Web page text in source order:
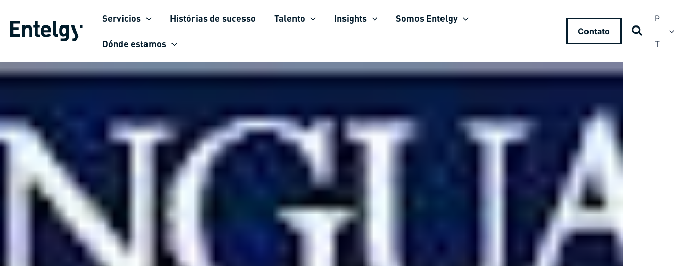
para
Servicios Histórias de sucesso Talento Insights Somos Entelgy
Dónde estamos
Contato
P
T